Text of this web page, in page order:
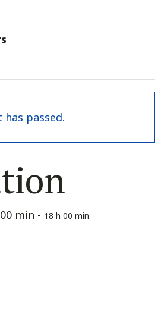
has passed.
min - 18 h 00 min